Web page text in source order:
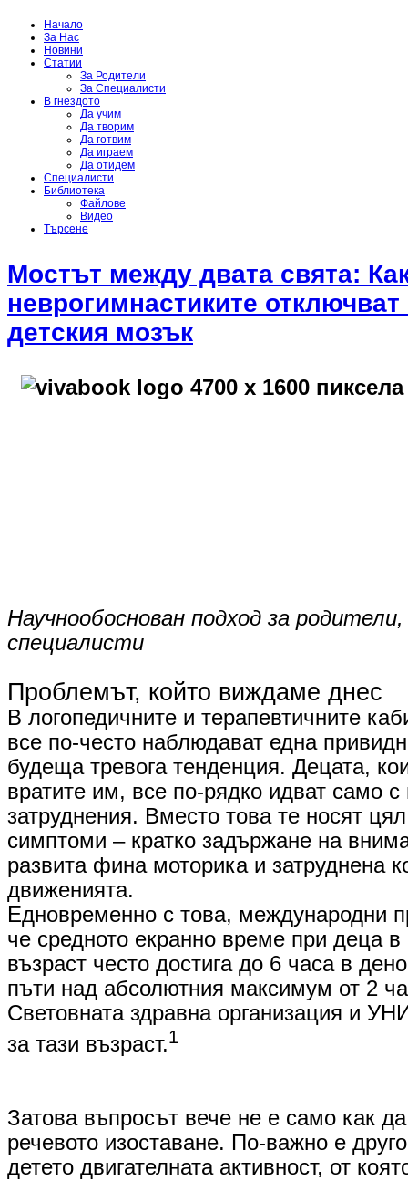
Начало
За Нас
Новини
Статии
За Родители
За Специалисти
В гнездото
Да учим
Да творим
Да готвим
Да играем
Да отидем
Специалисти
Библиотека
Файлове
Видео
Търсене
Мостът между двата свята:
неврогимнастиките
детския мозък
Научнообоснован подход за
специалисти
​Проблемът, който виждаме днес
В логопедичните и терапевтичните
все по-често наблюдават една
будеща тревога тенденция. Децата,
вратите им, все по-рядко идват само с
затруднения. Вместо това те носят
симптоми – кратко задържане на
развита фина моторика и затруднена
движенията.
​Едновременно с това, международни
че средното екранно време при деца
възраст често достига до 6 часа в
пъти над абсолютния максимум от 2
Световната здравна организация и
за тази възраст.1
Затова въпросът вече не е само как да
речевото изоставане. По-важно е
детето двигателната активност, от